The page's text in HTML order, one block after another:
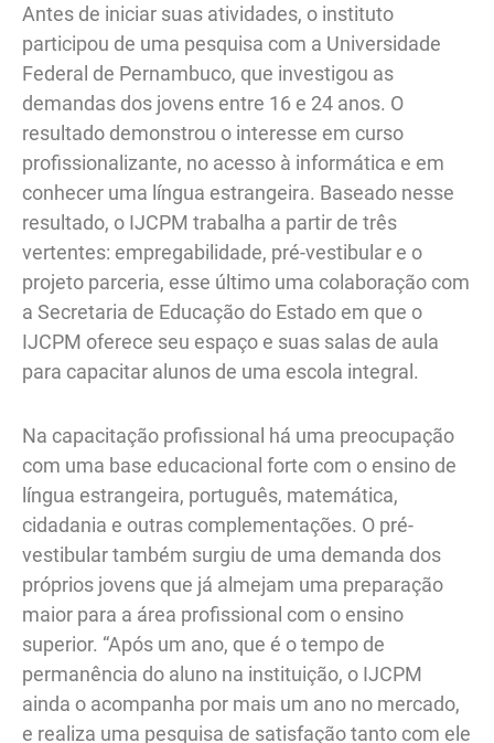
Antes de iniciar suas atividades, o instituto
participou de uma pesquisa com a Universidade
Federal de Pernambuco, que investigou as
demandas dos jovens entre 16 e 24 anos. O
resultado demonstrou o interesse em curso
profissionalizante, no acesso à informática e em
conhecer uma língua estrangeira. Baseado nesse
resultado, o IJCPM trabalha a partir de três
vertentes: empregabilidade, pré-vestibular e o
projeto parceria, esse último uma colaboração com
a Secretaria de Educação do Estado em que o
IJCPM oferece seu espaço e suas salas de aula
para capacitar alunos de uma escola integral.
Na capacitação profissional há uma preocupação
com uma base educacional forte com o ensino de
língua estrangeira, português, matemática,
cidadania e outras complementações. O pré-
vestibular também surgiu de uma demanda dos
próprios jovens que já almejam uma preparação
maior para a área profissional com o ensino
superior. “Após um ano, que é o tempo de
permanência do aluno na instituição, o IJCPM
ainda o acompanha por mais um ano no mercado,
e realiza uma pesquisa de satisfação tanto com ele